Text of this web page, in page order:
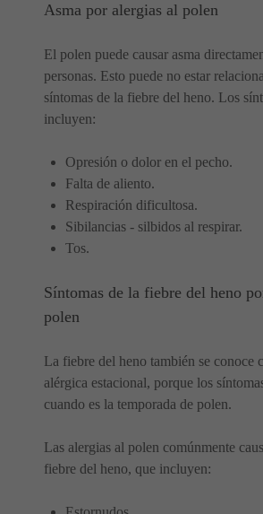
Asma por alergias al polen
El polen puede causar asma
personas. Esto puede no estar
síntomas de la fiebre del heno. Los
incluyen:
Opresión o dolor en el pecho.
Falta de aliento.
Respiración dificultosa.
Sibilancias - silbidos al respirar.
Tos.
Síntomas de la fiebre del heno
polen
La fiebre del heno también se conoce
alérgica estacional, porque los
cuando es la temporada de polen.
Las alergias al polen comúnmente
fiebre del heno, que incluyen: